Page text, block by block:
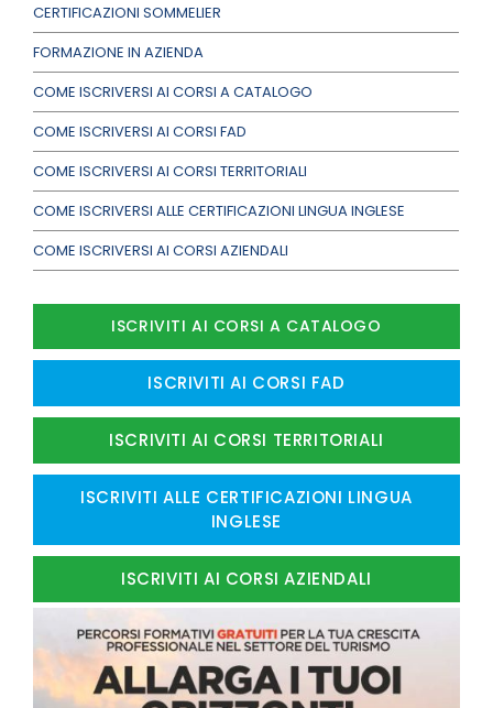
CERTIFICAZIONI SOMMELIER
FORMAZIONE IN AZIENDA
COME ISCRIVERSI AI CORSI A CATALOGO
COME ISCRIVERSI AI CORSI FAD
COME ISCRIVERSI AI CORSI TERRITORIALI
COME ISCRIVERSI ALLE CERTIFICAZIONI LINGUA INGLESE
COME ISCRIVERSI AI CORSI AZIENDALI
ISCRIVITI AI CORSI A CATALOGO
ISCRIVITI AI CORSI FAD
ISCRIVITI AI CORSI TERRITORIALI
ISCRIVITI ALLE CERTIFICAZIONI LINGUA
INGLESE
ISCRIVITI AI CORSI AZIENDALI